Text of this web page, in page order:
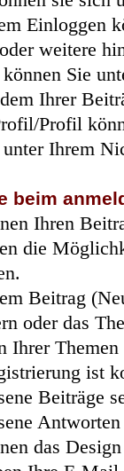
Einloggen
weitere
können Sie
Ihrer
Profil
Ihrem
beim
Ihren
die
Beitrag
oder das
Ihrer
ist
Beiträge
das